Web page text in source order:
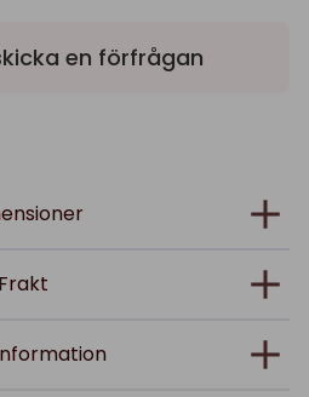
en förfrågan
Frakt